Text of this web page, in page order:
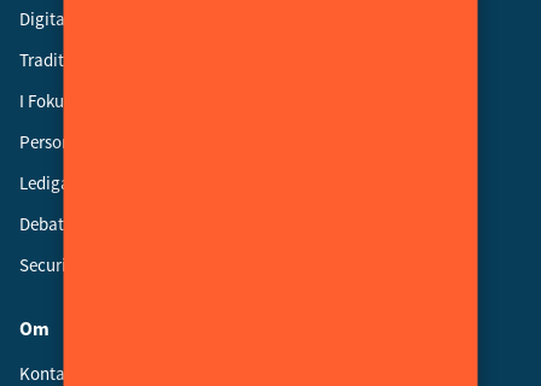
Digital Säkerhet
Traditionell Säkerhet
I Fokus
Personalnytt
Lediga jobb
Debatt
Security Advisory Board
Om
Kontakt